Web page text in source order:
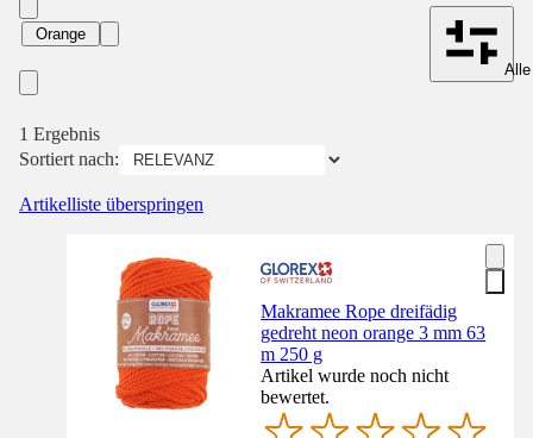
Orange
1 Ergebnis
Sortiert nach:
Artikelliste überspringen
Makramee Rope dreifädig
gedreht neon orange 3 mm 63
m 250 g
Artikel wurde noch nicht
bewertet.